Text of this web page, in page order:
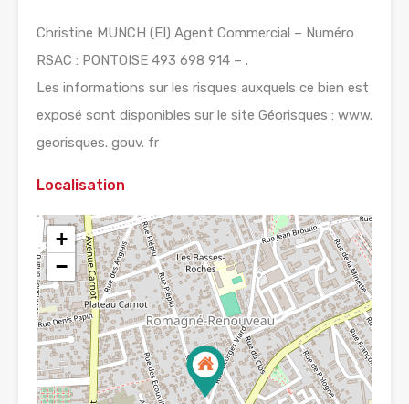
Christine MUNCH (EI) Agent Commercial – Numéro
RSAC : PONTOISE 493 698 914 – .
Les informations sur les risques auxquels ce bien est
exposé sont disponibles sur le site Géorisques : www.
georisques. gouv. fr
Localisation
+
−